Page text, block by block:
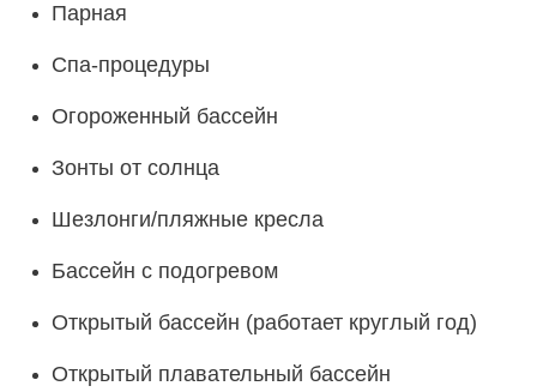
Парная
Спа-процедуры
Огороженный бассейн
Зонты от солнца
Шезлонги/пляжные кресла
Бассейн с подогревом
Открытый бассейн (работает круглый год)
Открытый плавательный бассейн